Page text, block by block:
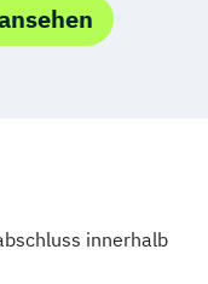
innerhalb